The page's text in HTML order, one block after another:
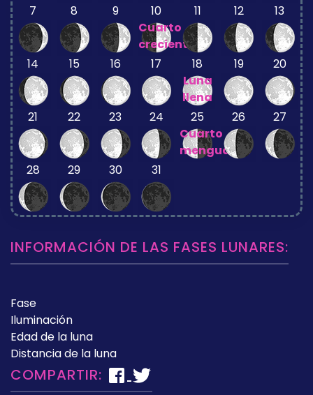
7 8 9
10
Cuarto
creciente
11 12 13
14 15 16 17
18
Luna
llena
19 20
21 22 23 24
25
Cuarto
menguante
26 27
28 29 30 31
INFORMACIÓN DE LAS FASES LUNARES:
Fase
Iluminación
Edad de la luna
Distancia de la luna
COMPARTIR: